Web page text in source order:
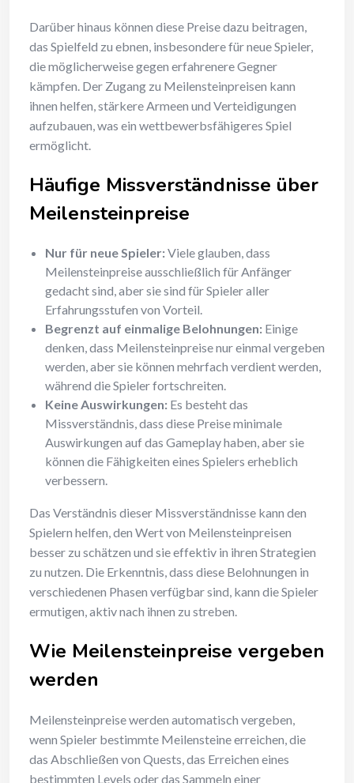
Darüber hinaus können diese Preise dazu beitragen,
das Spielfeld zu ebnen, insbesondere für neue Spieler,
die möglicherweise gegen erfahrenere Gegner
kämpfen. Der Zugang zu Meilensteinpreisen kann
ihnen helfen, stärkere Armeen und Verteidigungen
aufzubauen, was ein wettbewerbsfähigeres Spiel
ermöglicht.
Häufige Missverständnisse über
Meilensteinpreise
Nur für neue Spieler:Viele glauben, dass
Meilensteinpreise ausschließlich für Anfänger
gedacht sind, aber sie sind für Spieler aller
Erfahrungsstufen von Vorteil.
Begrenzt auf einmalige Belohnungen: Einige
denken, dass Meilensteinpreise nur einmal vergeben
werden, aber sie können mehrfach verdient werden,
während die Spieler fortschreiten.
Keine Auswirkungen: Es besteht das
Missverständnis, dass diese Preise minimale
Auswirkungen auf das Gameplay haben, aber sie
können die Fähigkeiten eines Spielers erheblich
verbessern.
Das Verständnis dieser Missverständnisse kann den
Spielern helfen, den Wert von Meilensteinpreisen
besser zu schätzen und sie effektiv in ihren Strategien
zu nutzen. Die Erkenntnis, dass diese Belohnungen in
verschiedenen Phasen verfügbar sind, kann die Spieler
ermutigen, aktiv nach ihnen zu streben.
Wie Meilensteinpreise vergeben
werden
Meilensteinpreise werden automatisch vergeben,
wenn Spieler bestimmte Meilensteine erreichen, die
das Abschließen von Quests, das Erreichen eines
bestimmten Levels oder das Sammeln einer